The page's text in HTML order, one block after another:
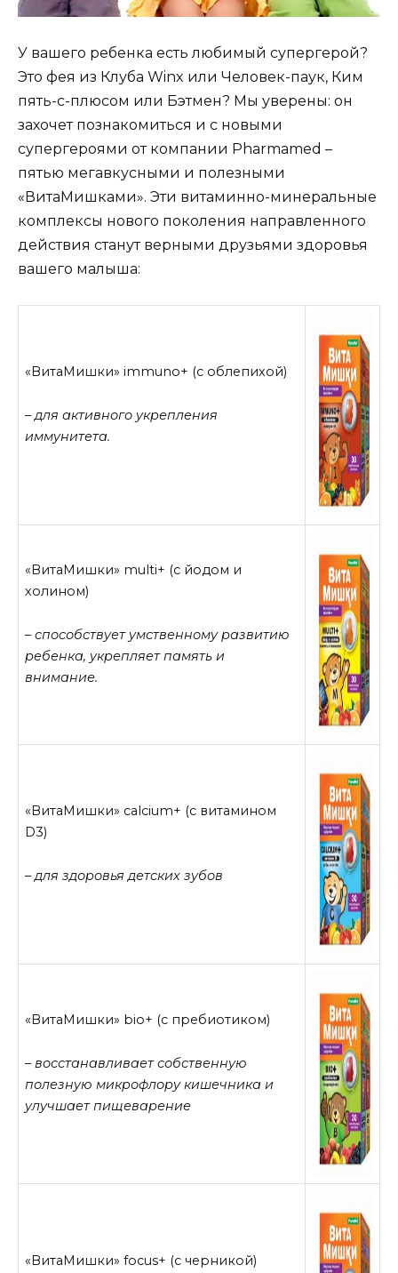
У вашего ребенка есть любимый супергерой?
Это фея из Клуба Winx или Человек-паук, Ким
пять-с-плюсом или Бэтмен? Мы уверены: он
захочет познакомиться и с новыми
супергероями от компании Pharmamed –
пятью мегавкусными и полезными
«ВитаМишками». Эти витаминно-минеральные
комплексы нового поколения направленного
действия станут верными друзьями здоровья
вашего малыша:
«ВитаМишки» immuno+ (с облепихой)
– для активного укрепления
иммунитета.
«ВитаМишки» multi+ (с йодом и
холином)
– способствует умственному развитию
ребенка, укрепляет память и
внимание.
«ВитаМишки» calcium+ (с витамином
D3)
– для здоровья детских зубов
«ВитаМишки» bio+ (с пребиотиком)
– восстанавливает собственную
полезную микрофлору кишечника и
улучшает пищеварение
«ВитаМишки» focus+ (с черникой)